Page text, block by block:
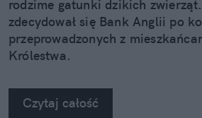
rodzime gatunki dzikich
zdecydował się Bank Anglii po
przeprowadzonych z
Królestwa.
Czytaj całość